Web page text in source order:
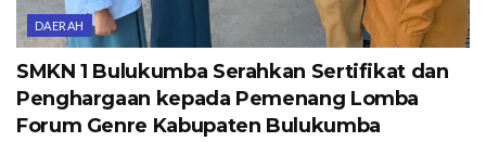
DAERAH
SMKN 1 Bulukumba Serahkan Sertifikat dan
Penghargaan kepada Pemenang Lomba
Forum Genre Kabupaten Bulukumba